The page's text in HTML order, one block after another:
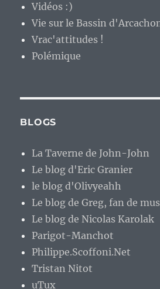
Vidéos :)
Vie sur le Bassin
Vrac'attitudes !
Polémique
BLOGS
La Taverne de John-John
Le blog d'Eric Granier
le blog d'Olivyeahh
Le blog de Greg, fan de
Le blog de Nicolas Karolak
Parigot-Manchot
Philippe.Scoffoni.Net
Tristan Nitot
uTux